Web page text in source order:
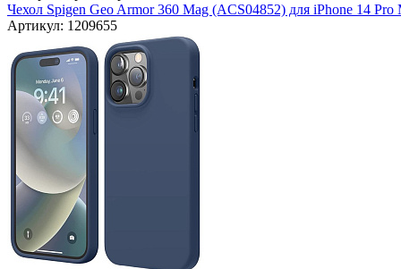
Чехол Spigen Geo Armor 360 Mag (ACS04852) для iPhone 14 Pro
Артикул: 1209655